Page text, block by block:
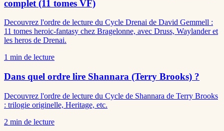
complet (11 tomes VF)
Decouvrez l'ordre de lecture du Cycle Drenai de David Gemmell :
11 tomes heroic-fantasy chez Bragelonne, avec Druss, Waylander et
les heros de Drenai.
1 min de lecture
Dans quel ordre lire Shannara (Terry Brooks) ?
Decouvrez l'ordre de lecture du Cycle de Shannara de Terry Brooks
: trilogie originelle, Heritage, etc.
2 min de lecture